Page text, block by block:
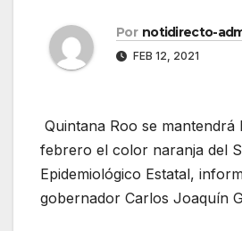
Por notidirecto-
FEB 12, 2021
Quintana Roo se mantendrá
febrero el color naranja del
Epidemiológico Estatal,
gobernador Carlos Joaquín